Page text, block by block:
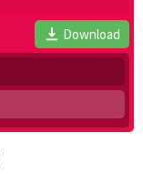
Download